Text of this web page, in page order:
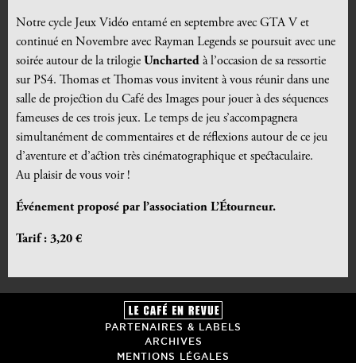
Notre cycle Jeux Vidéo entamé en septembre avec GTA V et
continué en Novembre avec Rayman Legends se poursuit avec une
soirée autour de la trilogie Uncharted à l’occasion de sa ressortie
sur PS4. Thomas et Thomas vous invitent à vous réunir dans une
salle de projection du Café des Images pour jouer à des séquences
fameuses de ces trois jeux. Le temps de jeu s’accompagnera
simultanément de commentaires et de réflexions autour de ce jeu
d’aventure et d’action très cinématographique et spectaculaire.
Au plaisir de vous voir !
Événement proposé par l’association L’Étourneur.
Tarif : 3,20 €
PARTENAIRES & LABELS
ARCHIVES
MENTIONS LÉGALES